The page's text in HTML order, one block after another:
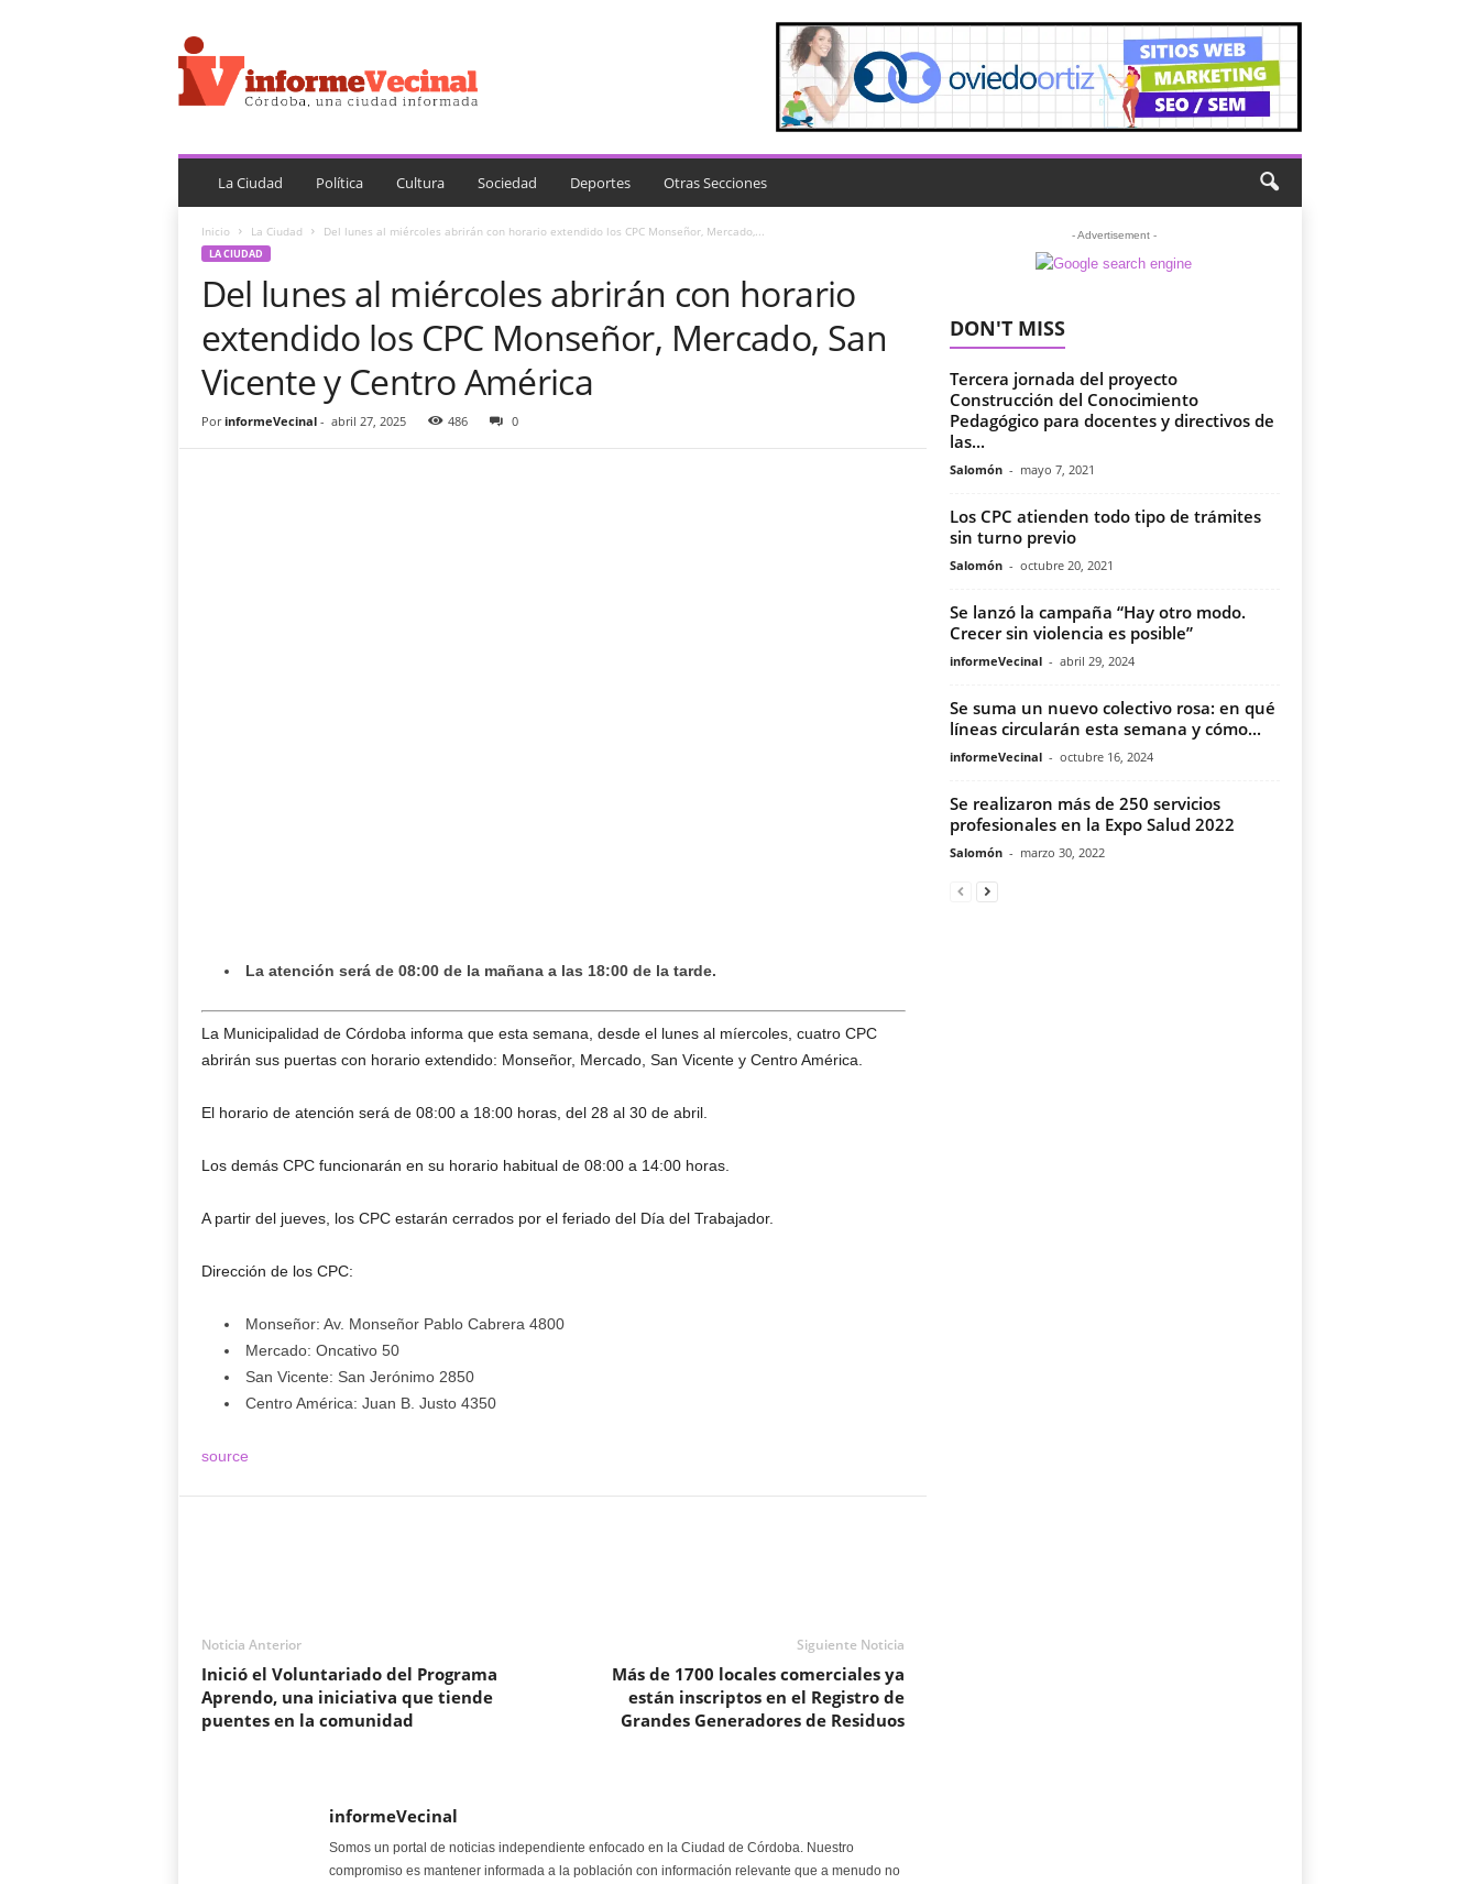
n
f
o
e
e
La Ciudad Política Cultura Sociedad Deportes Otras Secciones
Inicio La Ciudad Del lunes al miércoles abrirán con horario extendido los CPC Monseñor, Mercado,...
LA CIUDAD
Del lunes al miércoles abrirán con horario
extendido los CPC Monseñor, Mercado, San
Vicente y Centro América
Por informeVecinal- abril 27, 2025 486 0
La atención será de 08:00 de la mañana a las 18:00 de la tarde.
La Municipalidad de Córdoba informa que esta semana, desde el lunes al míercoles, cuatro CPC
abrirán sus puertas con horario extendido: Monseñor, Mercado, San Vicente y Centro América.
El horario de atención será de 08:00 a 18:00 horas, del 28 al 30 de abril.
Los demás CPC funcionarán en su horario habitual de 08:00 a 14:00 horas.
A partir del jueves, los CPC estarán cerrados por el feriado del Día del Trabajador.
Dirección de los CPC:
Monseñor: Av. Monseñor Pablo Cabrera 4800
Mercado: Oncativo 50
San Vicente: San Jerónimo 2850
Centro América: Juan B. Justo 4350
source
Noticia Anterior
Inició el Voluntariado del Programa
Aprendo, una iniciativa que tiende
puentes en la comunidad
Siguiente Noticia
Más de 1700 locales comerciales ya
están inscriptos en el Registro de
Grandes Generadores de Residuos
informeVecinal
Somos un portal de noticias independiente enfocado en la Ciudad de Córdoba. Nuestro
compromiso es mantener informada a la población con información relevante que a menudo no
- Advertisement -
DON'T MISS
Tercera jornada del proyecto
Construcción del Conocimiento
Pedagógico para docentes y directivos de
las...
Salomón - mayo 7, 2021
Los CPC atienden todo tipo de trámites
sin turno previo
Salomón - octubre 20, 2021
Se lanzó la campaña “Hay otro modo.
Crecer sin violencia es posible”
informeVecinal - abril 29, 2024
Se suma un nuevo colectivo rosa: en qué
líneas circularán esta semana y cómo...
informeVecinal - octubre 16, 2024
Se realizaron más de 250 servicios
profesionales en la Expo Salud 2022
Salomón - marzo 30, 2022